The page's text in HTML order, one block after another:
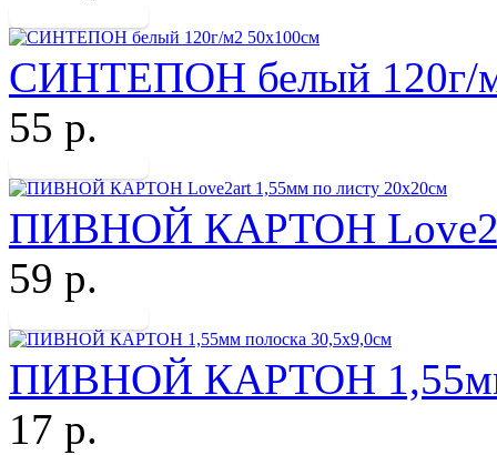
СИНТЕПОН белый 120г/
55 р.
ПИВНОЙ КАРТОН
59 р.
ПИВНОЙ КАРТОН 1,55мм
17 р.